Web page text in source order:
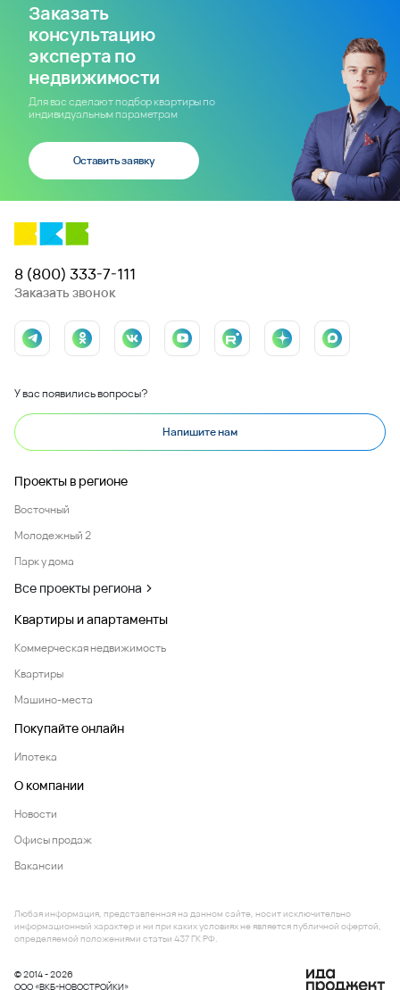
Заказать
консультацию
эксперта по
недвижимости
Для вас сделают подбор квартиры по
индивидуальным параметрам
Оставить заявку
8 (800) 333-7-111
Заказать звонок
У вас появились вопросы?
Напишите нам
Проекты в регионе
Восточный
Молодежный 2
Парк у дома
Все проекты региона
Квартиры и апартаменты
Коммерческая недвижимость
Квартиры
Машино-места
Покупайте онлайн
Ипотека
О компании
Новости
Офисы продаж
Вакансии
© 2014 - 2026
ООО «ВКБ-НОВОСТРОЙКИ»
Любая информация, представленная на данном сайте, носит исключительно
информационный характер и ни при каких условиях не является публичной офертой,
определяемой положениями статьи 437 ГК РФ.